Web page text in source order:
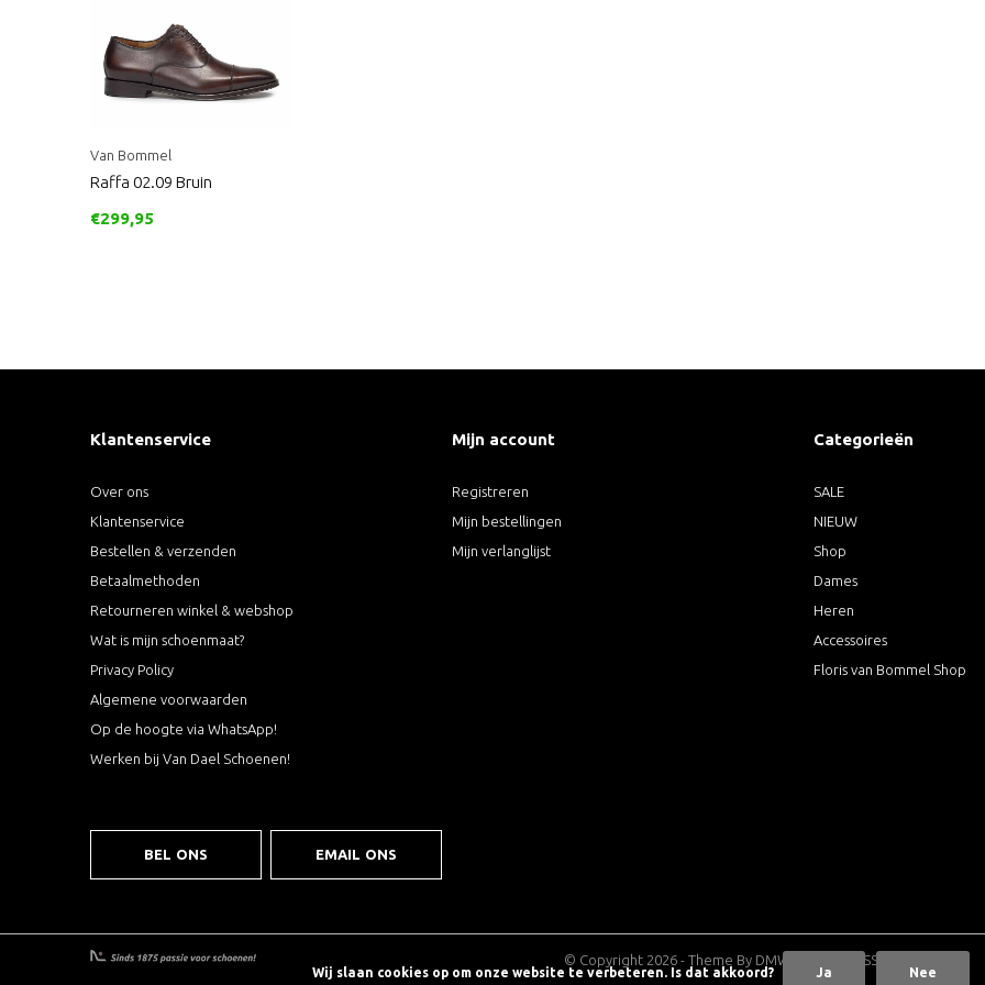
Van Bommel
Raffa 02.09 Bruin
€299,95
Klantenservice
Over ons
Klantenservice
Bestellen & verzenden
Betaalmethoden
Retourneren winkel & webshop
Wat is mijn schoenmaat?
Privacy Policy
Algemene voorwaarden
Op de hoogte via WhatsApp!
Werken bij Van Dael Schoenen!
Mijn account
Registreren
Mijn bestellingen
Mijn verlanglijst
Categorieën
SALE
NIEUW
Shop
Dames
Heren
Accessoires
Floris van Bommel Shop
BEL ONS EMAIL ONS
© Copyright 2026- Theme By DMWS RSS-feed
Wij slaan cookies op om onze website te verbeteren. Is dat akkoord? Ja Nee